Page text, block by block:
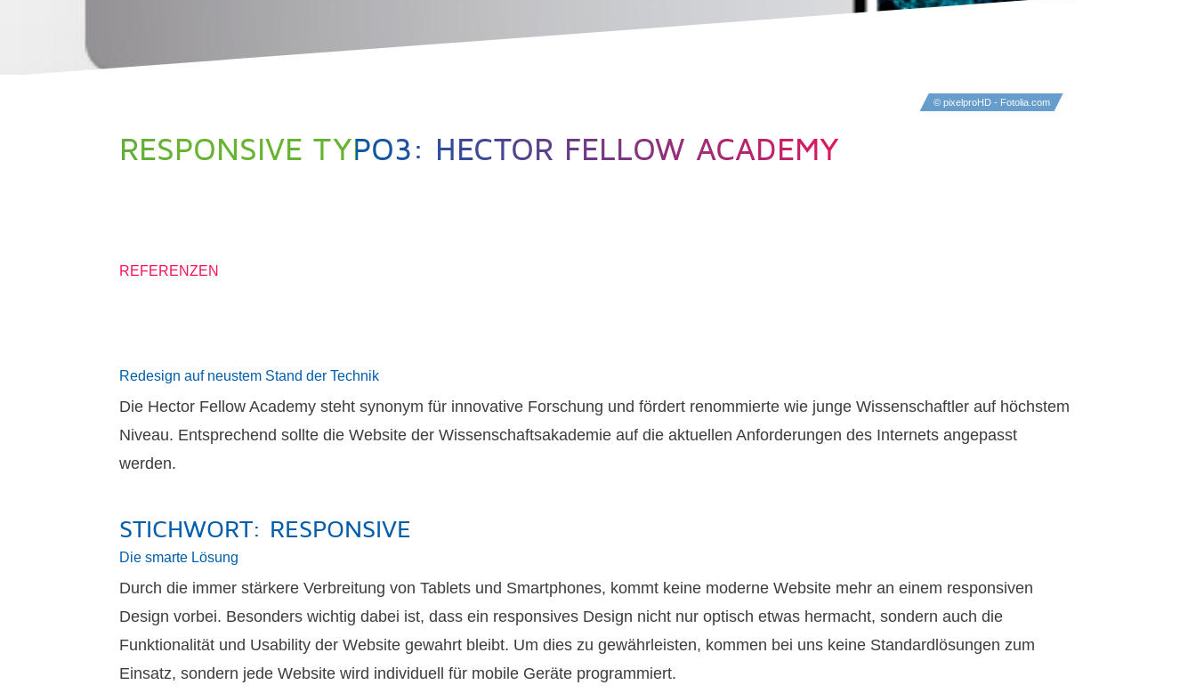
© pixelproHD - Fotolia.com
RESPONSIVE TYPO3: HECTOR FELLOW ACADEMY
REFERENZEN
Redesign auf neustem Stand der Technik
Die Hector Fellow Academy steht synonym für innovative Forschung und fördert renommierte wie junge Wissenschaftler auf höchstem
Niveau. Entsprechend sollte die Website der Wissenschaftsakademie auf die aktuellen Anforderungen des Internets angepasst
werden.
STICHWORT: RESPONSIVE
Die smarte Lösung
Durch die immer stärkere Verbreitung von Tablets und Smartphones, kommt keine moderne Website mehr an einem responsiven
Design vorbei. Besonders wichtig dabei ist, dass ein responsives Design nicht nur optisch etwas hermacht, sondern auch die
Funktionalität und Usability der Website gewahrt bleibt. Um dies zu gewährleisten, kommen bei uns keine Standardlösungen zum
Einsatz, sondern jede Website wird individuell für mobile Geräte programmiert.